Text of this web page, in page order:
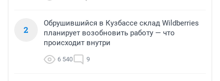
2
Обрушившийся в Кузбассе склад Wildberries
планирует возобновить работу — что
происходит внутри
6 540 9